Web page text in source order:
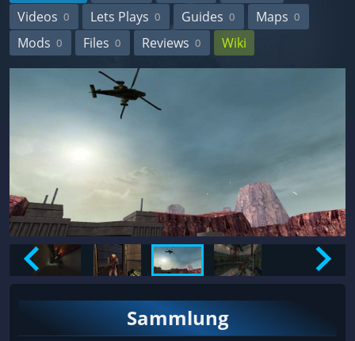
Videos 0 Lets Plays 0 Guides 0 Maps 0
Mods 0 Files 0 Reviews 0 Wiki
Sammlung